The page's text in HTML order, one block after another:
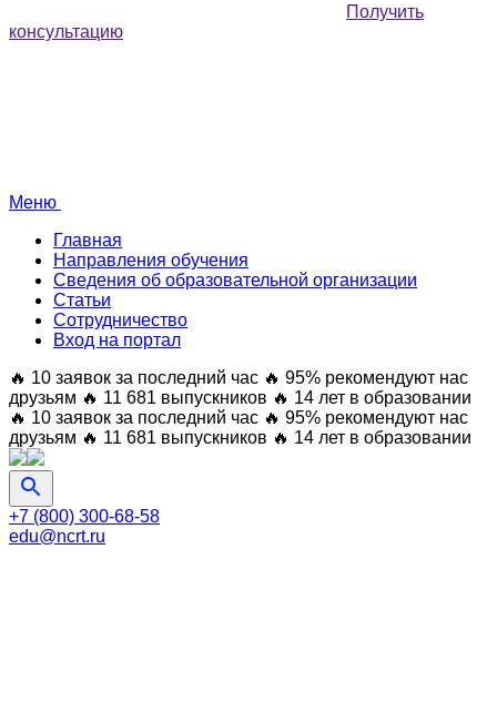
Получить
консультацию
Меню
Главная
Направления обучения
Сведения об образовательной организации
Статьи
Сотрудничество
Вход на портал
🔥 10 заявок за последний час 🔥 95% рекомендуют нас
друзьям 🔥 11 681 выпускников 🔥 14 лет в образовании
🔥 10 заявок за последний час 🔥 95% рекомендуют нас
друзьям 🔥 11 681 выпускников 🔥 14 лет в образовании
+7 (800) 300-68-58
edu@ncrt.ru